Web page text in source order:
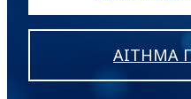
ΑΙΤΗΜΑ